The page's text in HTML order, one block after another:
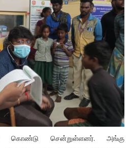
கொண்டு சென்றுள்ளனர். அங்கு